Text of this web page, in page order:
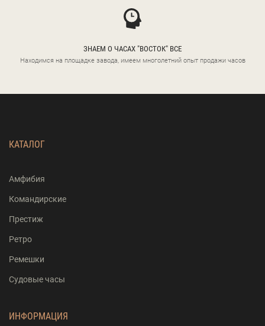
ЗНАЕМ О ЧАСАХ "ВОСТОК" ВСЕ
Находимся на площадке завода, имеем многолетний опыт продажи часов
КАТАЛОГ
Амфибия
Командирские
Престиж
Ретро
Ремешки
Судовые часы
ИНФОРМАЦИЯ